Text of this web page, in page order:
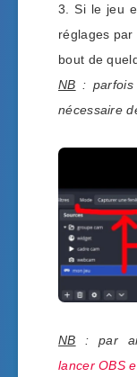
Si le jeu
réglages
bout de
NB :
nécessaire
NB : par
lancer OBS